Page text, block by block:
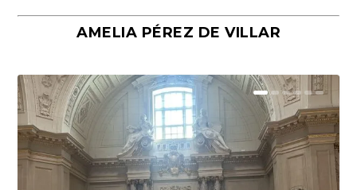
Málaga, verso en azul, de Rafael
Porras y Salvador...
«La cocina hebrea. Alimentación
del pueblo judío e...
AMELIA PÉREZ DE VILLAR